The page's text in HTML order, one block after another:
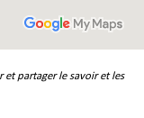
partager le savoir et les